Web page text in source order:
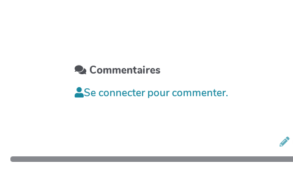
Commentaires
Se connecter pour commenter.